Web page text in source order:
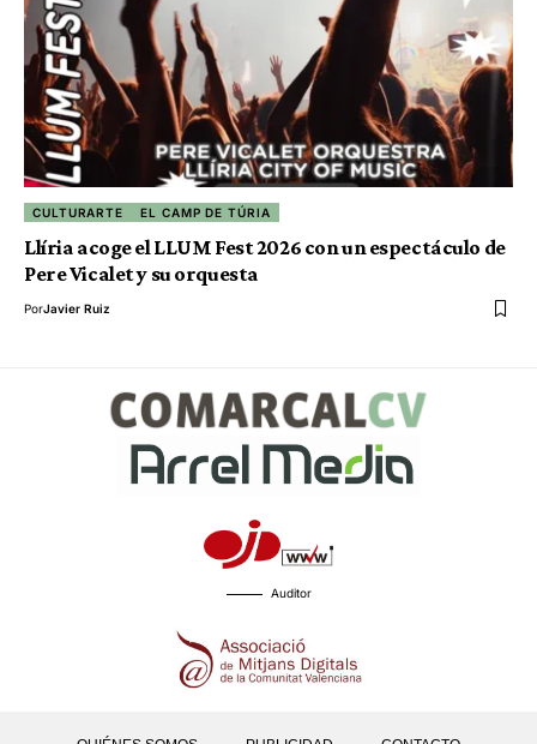
CULTURARTE EL CAMP DE TÚRIA
Llíria acoge el LLUM Fest 2026 con un espectáculo de
Pere Vicalet y su orquesta
PorJavier Ruiz
Auditor